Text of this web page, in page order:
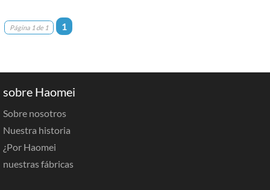
Página 1 de 1 1
sobre Haomei
Sobre nosotros
Nuestra historia
¿Por Haomei
nuestras fábricas